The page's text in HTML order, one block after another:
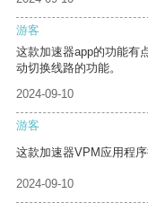
游客
这款加速器app的功能有
动切换线路的功能。
2024-09-10
游客
这款加速器VPM应用程
2024-09-10